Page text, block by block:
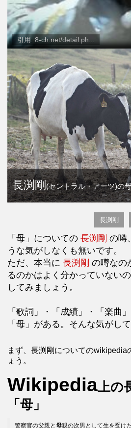
引用: 8-ch.net/detail.ph...
長渕剛(セントラル・アーツ)の
長渕剛
「母」についての 長渕剛 の噂
うな気がしなくも無いです。
ただ、本当に 長渕剛 の噂なの
るのかはよく分かっていない
してみましょう。
「歌詞」・「成績」・「楽曲
「母」がある。そんな気がして
まず、長渕剛についてのwikipedia
ょう。
Wikipedia上の
「母」
警察官の父親と母親の次男として生を受け